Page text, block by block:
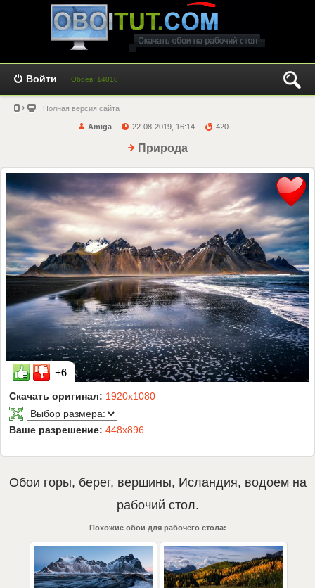
Войти Обоев: 14018
Полная версия сайта
Amiga 22-08-2019, 16:14 420
Природа
+6
Скачать оригинал: 1920x1080
Ваше разрешение: 448x896
Обои горы, берег, вершины, Исландия, водоемна
рабочий стол.
Похожие обои для рабочего стола: